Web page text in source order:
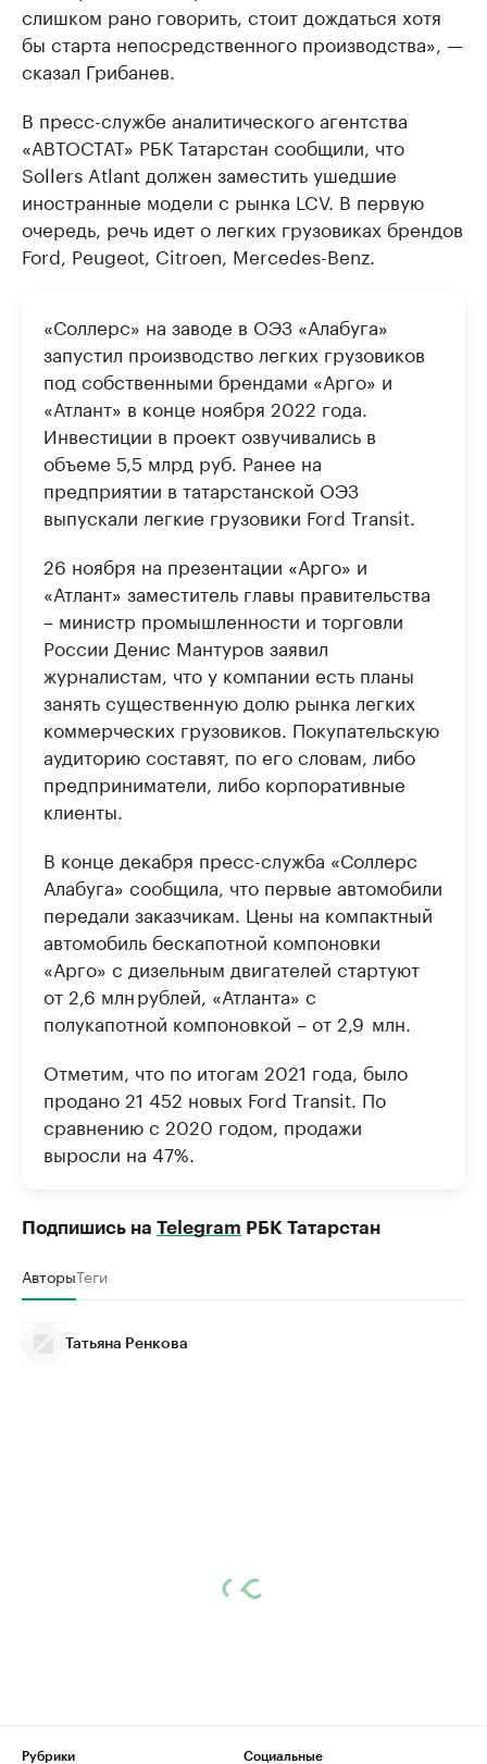
слишком рано говорить, стоит дождаться хотя
бы старта непосредственного производства», —
сказал Грибанев.
В пресс-службе аналитического агентства
«АВТОСТАТ» РБК Татарстан сообщили, что
Sollers Atlant должен заместить ушедшие
иностранные модели с рынка LCV. В первую
очередь, речь идет о легких грузовиках брендов
Ford, Peugeot, Citroen, Mercedes-Benz.
«Соллерс» на заводе в ОЭЗ «Алабуга»
запустил производство легких грузовиков
под собственными брендами «Арго» и
«Атлант» в конце ноября 2022 года.
Инвестиции в проект озвучивались в
объеме 5,5 млрд руб. Ранее на
предприятии в татарстанской ОЭЗ
выпускали легкие грузовики Ford Transit.
26 ноября на презентации «Арго» и
«Атлант» заместитель главы правительства
– министр промышленности и торговли
России Денис Мантуров заявил
журналистам, что у компании есть планы
занять существенную долю рынка легких
коммерческих грузовиков. Покупательскую
аудиторию составят, по его словам, либо
предприниматели, либо корпоративные
клиенты.
В конце декабря пресс-служба «Соллерс
Алабуга» сообщила, что первые автомобили
передали заказчикам. Цены на компактный
автомобиль бескапотной компоновки
«Арго» с дизельным двигателей стартуют
от 2,6 млн рублей, «Атланта» с
полукапотной компоновкой – от 2,9 млн.
Отметим, что по итогам 2021 года, было
продано 21 452 новых Ford Transit. По
сравнению с 2020 годом, продажи
выросли на 47%.
Подпишись на Telegram РБК Татарстан
АвторыТеги
Татьяна Ренкова
Рубрики
Социальные